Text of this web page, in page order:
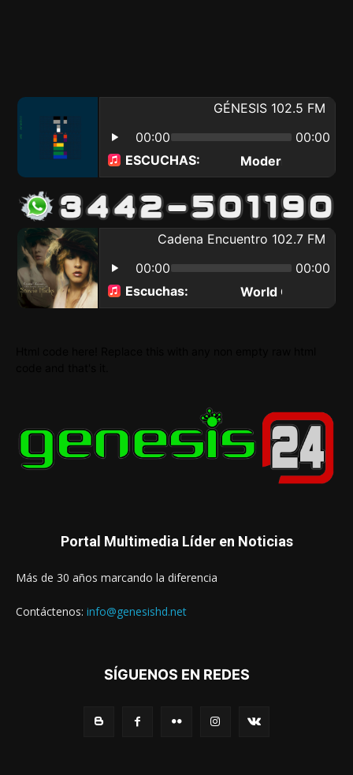
Portal Multimedia Líder en Noticias
Más de 30 años marcando la diferencia
Contáctenos: info@genesishd.net
SÍGUENOS EN REDES